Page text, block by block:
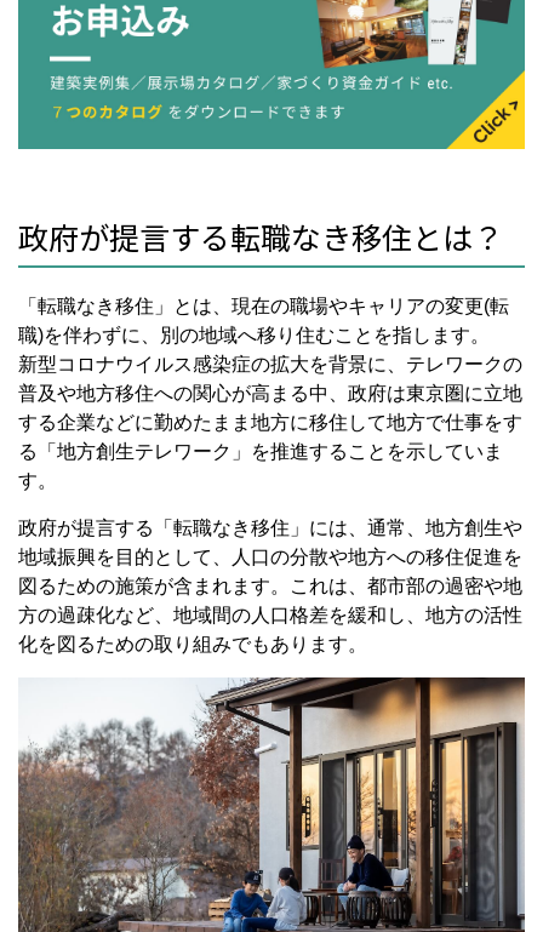
政府が提言する転職なき移住とは？
「転職なき移住」とは、現在の職場やキャリアの変更(転
職)を伴わずに、別の地域へ移り住むことを指します。
新型コロナウイルス感染症の拡大を背景に、テレワークの
普及や地方移住への関心が高まる中、政府は東京圏に立地
する企業などに勤めたまま地方に移住して地方で仕事をす
る「地方創生テレワーク」を推進することを示していま
す。
政府が提言する「転職なき移住」には、通常、地方創生や
地域振興を目的として、人口の分散や地方への移住促進を
図るための施策が含まれます。これは、都市部の過密や地
方の過疎化など、地域間の人口格差を緩和し、地方の活性
化を図るための取り組みでもあります。